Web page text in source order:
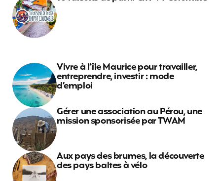
Vivre à l’île Maurice pour travailler,
entreprendre, investir : mode
d’emploi
Gérer une association au Pérou, une
mission sponsorisée par TWAM
Aux pays des brumes, la découverte
des pays baltes à vélo